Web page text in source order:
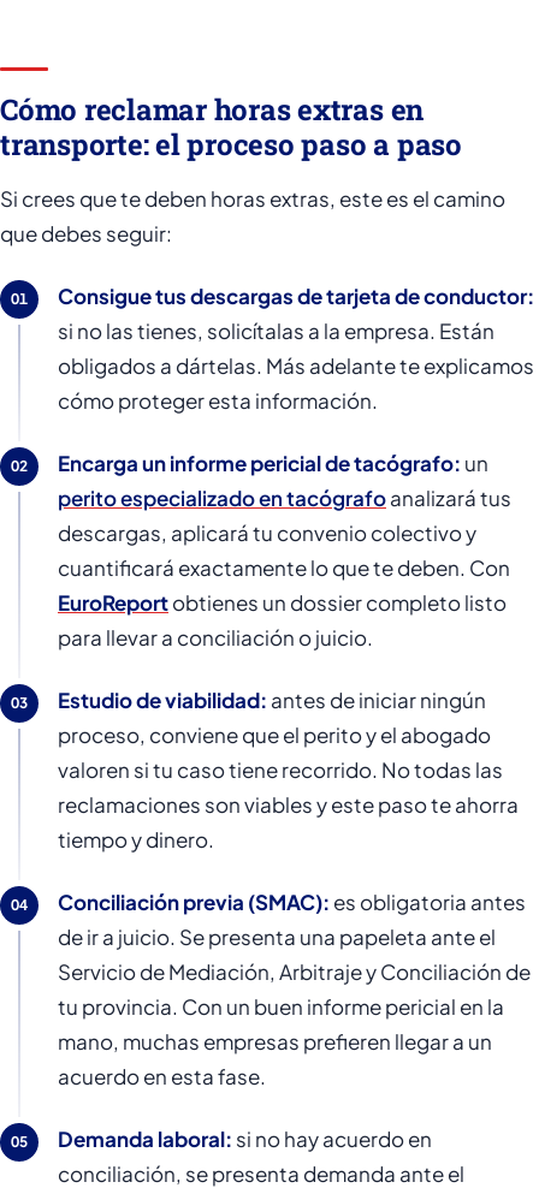
Cómo reclamar horas extras en
transporte: el proceso paso a paso
Si crees que te deben horas extras, este es el camino
que debes seguir:
Consigue tus descargas de tarjeta de conductor:
si no las tienes, solicítalas a la empresa. Están
obligados a dártelas. Más adelante te explicamos
cómo proteger esta información.
Encarga un informe pericial de tacógrafo: un
perito especializado en tacógrafoanalizará tus
descargas, aplicará tu convenio colectivo y
cuantificará exactamente lo que te deben. Con
EuroReportobtienes un dossier completo listo
para llevar a conciliación o juicio.
Estudio de viabilidad: antes de iniciar ningún
proceso, conviene que el perito y el abogado
valoren si tu caso tiene recorrido. No todas las
reclamaciones son viables y este paso te ahorra
tiempo y dinero.
Conciliación previa (SMAC): es obligatoria antes
de ir a juicio. Se presenta una papeleta ante el
Servicio de Mediación, Arbitraje y Conciliación de
tu provincia. Con un buen informe pericial en la
mano, muchas empresas prefieren llegar a un
acuerdo en esta fase.
Demanda laboral: si no hay acuerdo en
conciliación, se presenta demanda ante el